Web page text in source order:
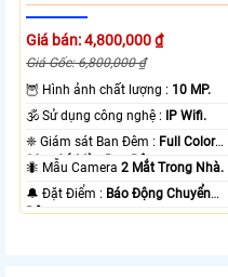
Giá bán: 4,800,000 ₫
Giá Gốc: 6,800,000 ₫
🦉 Hình ảnh chất lượng : 10 MP.
🕉️ Sử dụng công nghệ :
IP Wifi.
❈ Giám sát Ban Đêm : Full Color
20m Có Màu Ban Ðêm.
🐜 Mẫu Camera2 Mắt Trong Nhà.
️🔔 Đặt Điểm : Báo Động Chuyển
Động.